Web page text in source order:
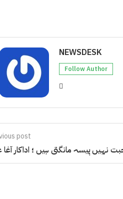
NEWSDESK
Follow Author
post
نہیں پیسہ مانگتی ہیں ؛ اداکار